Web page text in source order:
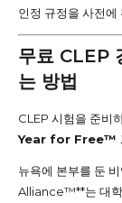
인정 규정을 사전에
무료 CLEP
는 방법
CLEP 시험을 준비
Year for Free™
뉴욕에 본부를 둔
Alliance™**는 대학